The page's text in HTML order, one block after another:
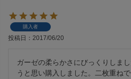
購入者
投稿日 2017/06/20
ガーゼの柔らかさにびっくりしま
うと思い購入しました。二枚重ね